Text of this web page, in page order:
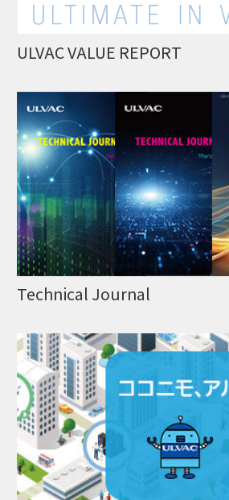
ULVAC VALUE REPORT
Technical Journal